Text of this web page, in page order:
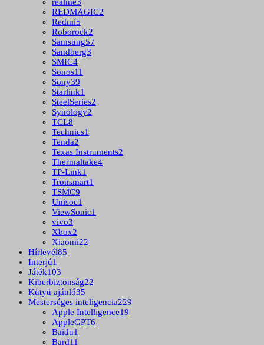
realme3
REDMAGIC2
Redmi5
Roborock2
Samsung57
Sandberg3
SMIC4
Sonos11
Sony39
Starlink1
SteelSeries2
Synology2
TCL8
Technics1
Tenda2
Texas Instruments2
Thermaltake4
TP-Link1
Tronsmart1
TSMC9
Unisoc1
ViewSonic1
vivo3
Xbox2
Xiaomi22
Hírlevél85
Interjú1
Játék103
Kiberbiztonság22
Kütyü ajánló35
Mesterséges inteligencia229
Apple Intelligence19
AppleGPT6
Baidu1
Bard11